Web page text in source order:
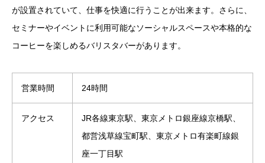
が設置されていて、仕事を快適に行うことが出来ます。さらに、
セミナーやイベントに利用可能なソーシャルスペースや本格的な
コーヒーを楽しめるバリスタバーがあります。
営業時間 24時間
アクセス
JR各線東京駅、東京メトロ銀座線京橋駅、
都営浅草線宝町駅、東京メトロ有楽町線銀
座一丁目駅